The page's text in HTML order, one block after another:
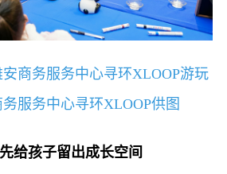
商务服务中心寻环XLOOP游玩
服务中心寻环XLOOP供图
给孩子留出成长空间